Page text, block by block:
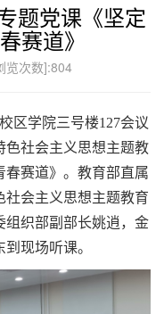
题党课《坚定
赛道》
览次数]:804
区学院三号楼127会议
色社会主义思想主题教
春赛道》。教育部直属
社会主义思想主题教育
组织部副部长姚逍，金
现场听课。